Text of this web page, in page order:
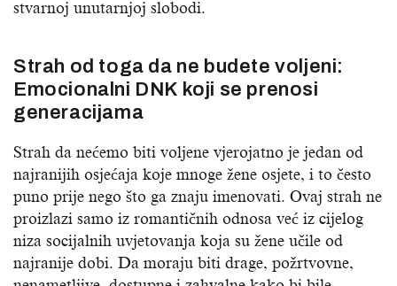
stvarnoj unutarnjoj slobodi.
Strah od toga da ne budete voljeni:
Emocionalni DNK koji se prenosi
generacijama
Strah da nećemo biti voljene vjerojatno je jedan od
najranijih osjećaja koje mnoge žene osjete, i to često
puno prije nego što ga znaju imenovati. Ovaj strah ne
proizlazi samo iz romantičnih odnosa već iz cijelog
niza socijalnih uvjetovanja koja su žene učile od
najranije dobi. Da moraju biti drage, požrtvovne,